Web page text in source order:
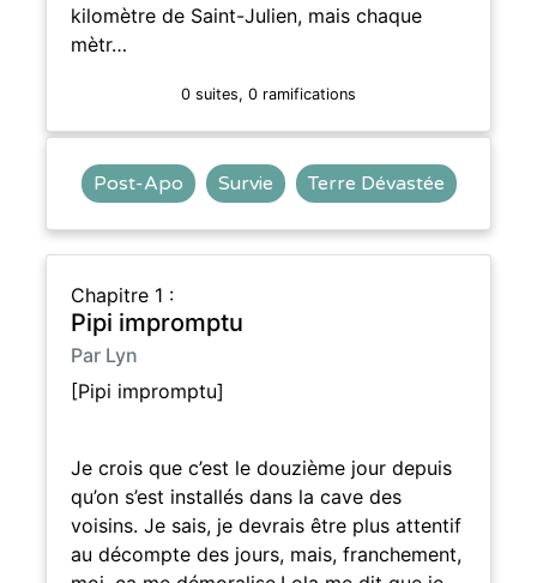
kilomètre de Saint-Julien, mais chaque
mètr…
0 suites, 0 ramifications
Post-Apo Survie Terre Dévastée
Chapitre 1 :
Pipi impromptu
Par Lyn
[Pipi impromptu]
Je crois que c’est le douzième jour depuis
qu’on s’est installés dans la cave des
voisins. Je sais, je devrais être plus attentif
au décompte des jours, mais, franchement,